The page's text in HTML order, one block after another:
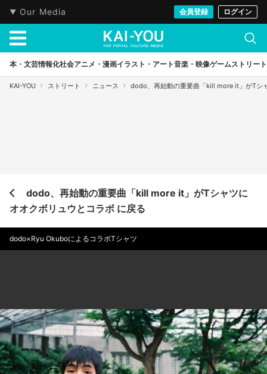
Our Media 会員登録 ログイン
本・文芸情報化社会アニメ・漫画イラスト・アート音楽・映像ゲームストリート
KAI-YOU ストリート ニュース dodo、再始動の重要曲「kill more it」がTシ
dodo、再始動の重要曲「kill more it」がTシャツに
オオクボリュウとコラボ に戻る
dodo×Ryu OkuboによるコラボTシャツ